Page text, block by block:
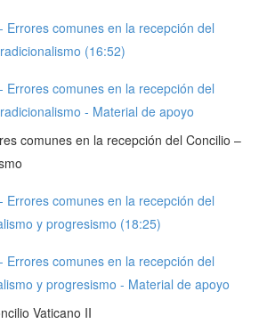
Errores comunes en la recepción del
(16:52)
Errores comunes en la recepción del
- Material de apoyo
comunes en la recepción del Concilio –
Errores comunes en la recepción del
y progresismo (18:25)
Errores comunes en la recepción del
y progresismo - Material de apoyo
Vaticano II